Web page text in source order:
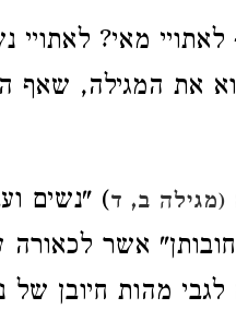
מאי? לאתויי
את המגילה, שאף
(מגילה ב, ד) "נשים
חובותן" אשר
מהות חיובן של